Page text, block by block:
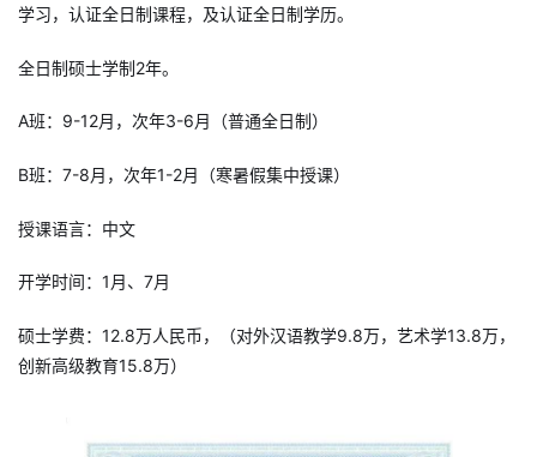
学习，认证全日制课程，及认证全日制学历。
全日制硕士学制2年。
A班：9-12月，次年3-6月（普通全日制）
B班：7-8月，次年1-2月（寒暑假集中授课）
授课语言：中文
开学时间：1月、7月
硕士学费：12.8万人民币，（对外汉语教学9.8万，艺术学13.8万，
创新高级教育15.8万）